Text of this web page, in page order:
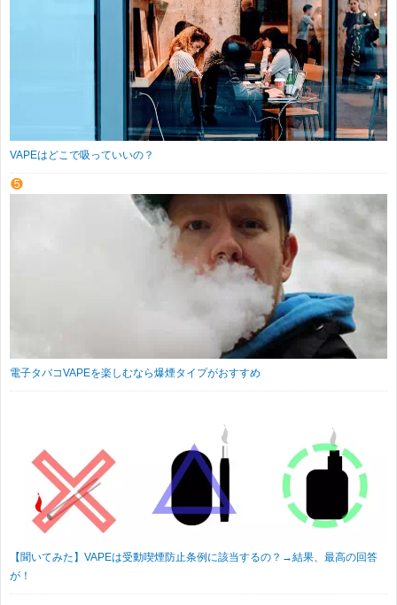
VAPEはどこで吸っていいの？
電子タバコVAPEを楽しむなら爆煙タイプがおすすめ
【聞いてみた】VAPEは受動喫煙防止条例に該当するの？→結果、最高の回答
が！